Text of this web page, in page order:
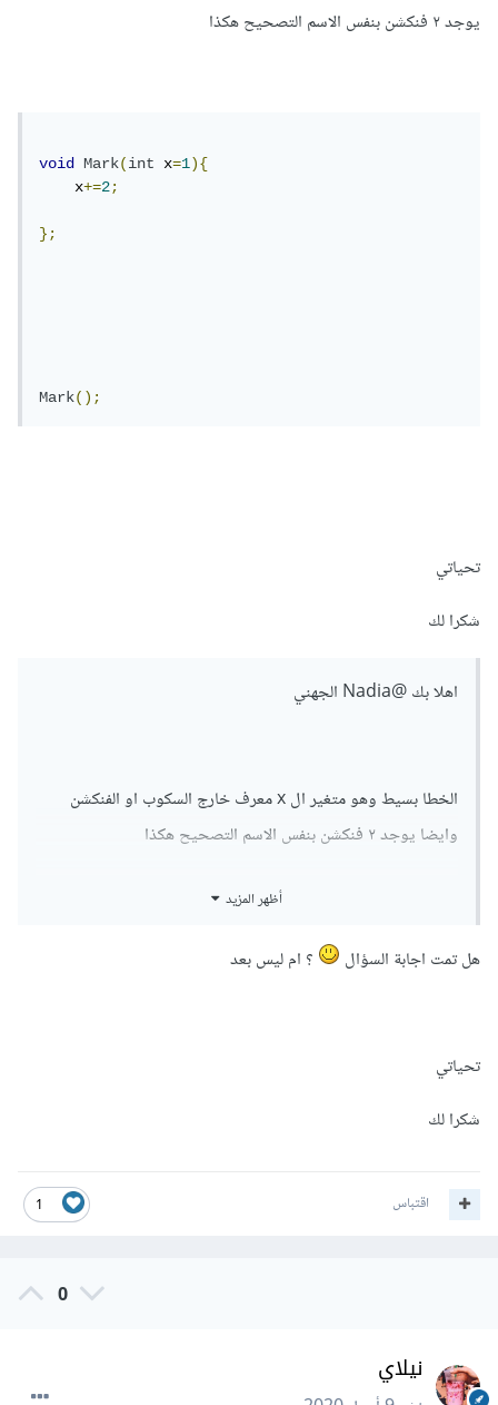
يوجد ٢ فنكشن بنفس الاسم التصحيح هكذا
void Mark(int x=1){
    x
+=2;
};
Mark();
تحياتي
شكرا لك
اهلا بك@Nadia الجهني
الخطا بسيط وهو متغير ال x معرف خارج السكوب او الفنكشن
وايضا يوجد ٢ فنكشن بنفس الاسم التصحيح هكذا
تحياتي
أظهر المزيد
هل تمت اجابة السؤال ؟ ام ليس بعد
تحياتي
شكرا لك
1 اقتباس
0
نيلاي